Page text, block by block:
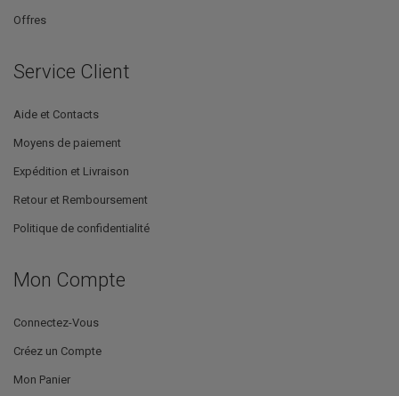
Offres
Service Client
Aide et Contacts
Moyens de paiement
Expédition et Livraison
Retour et Remboursement
Politique de confidentialité
Mon Compte
Connectez-Vous
Créez un Compte
Mon Panier